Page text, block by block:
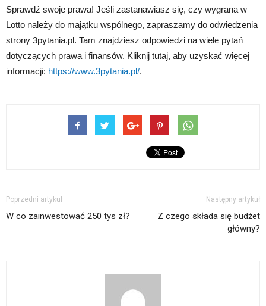
Sprawdź swoje prawa! Jeśli zastanawiasz się, czy wygrana w
Lotto należy do majątku wspólnego, zapraszamy do odwiedzenia
strony 3pytania.pl. Tam znajdziesz odpowiedzi na wiele pytań
dotyczących prawa i finansów. Kliknij tutaj, aby uzyskać więcej
informacji: https://www.3pytania.pl/.
Poprzedni artykuł
W co zainwestować 250 tys zł?
Następny artykuł
Z czego składa się budżet
główny?